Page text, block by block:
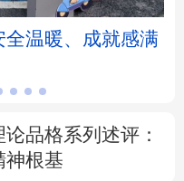
上海 江苏
海南
全温暖、成就感满
品格系列述评：
神根基